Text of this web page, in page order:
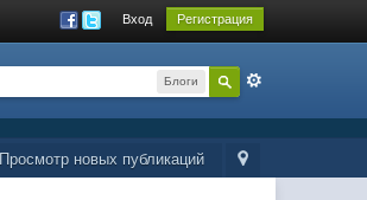
Вход Регистрация
Блоги
Просмотр новых публикаций